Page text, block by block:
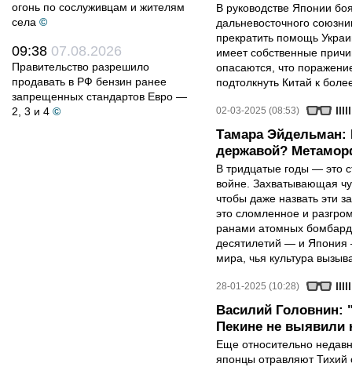
огонь по сослуживцам и жителям
села ©
09:38 07.08.2026
Правительство разрешило
продавать в РФ бензин ранее
запрещенных стандартов Евро —
2, 3 и 4 ©
В руководстве Японии
дальневосточного
прекратить помощь
имеет собственные
опасаются, что
подтолкнуть Китай к
02-03-2025 (08:53)
Тамара Эйдельман:
державой?
В тридцатые годы — это
войне. Захватывающая
чтобы даже назвать эти
это сломленное и
ранами атомных
десятилетий — и Япония
мира, чья культура
28-01-2025 (10:28)
Василий Головнин:
Пекине не выявили
Еще относительно
японцы отравляют Тихий